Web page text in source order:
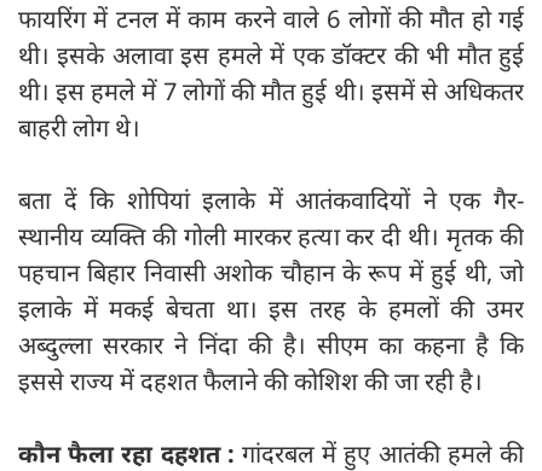
फायरिंग में टनल में काम करने वाले 6 लोगों की मौत हो गई
थी। इसके अलावा इस हमले में एक डॉक्टर की भी मौत हुई
थी। इस हमले में 7 लोगों की मौत हुई थी। इसमें से अधिकतर
बाहरी लोग थे।
बता दें कि शोपियां इलाके में आतंकवादियों ने एक गैर-
स्थानीय व्यक्ति की गोली मारकर हत्या कर दी थी। मृतक की
पहचान बिहार निवासी अशोक चौहान के रूप में हुई थी, जो
इलाके में मकई बेचता था। इस तरह के हमलों की उमर
अब्दुल्ला सरकार ने निंदा की है। सीएम का कहना है कि
इससे राज्य में दहशत फैलाने की कोशिश की जा रही है।
कौन फैला रहा दहशत : गांदरबल में हुए आतंकी हमले की